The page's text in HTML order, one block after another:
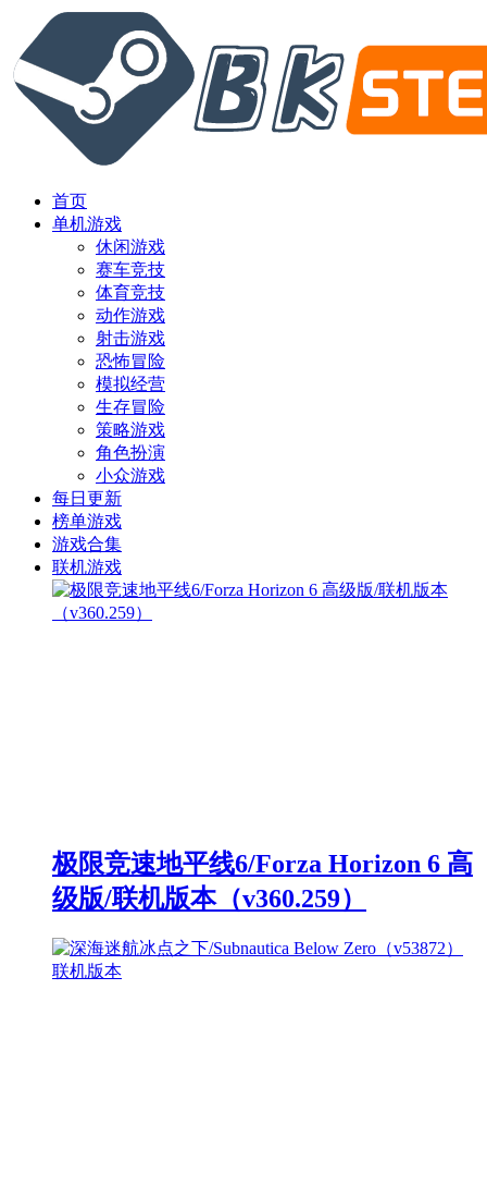
首页
单机游戏
休闲游戏
赛车竞技
体育竞技
动作游戏
射击游戏
恐怖冒险
模拟经营
生存冒险
策略游戏
角色扮演
小众游戏
每日更新
榜单游戏
游戏合集
联机游戏
极限竞速地平线6/Forza Horizon 6 高
级版/联机版本（v360.259）